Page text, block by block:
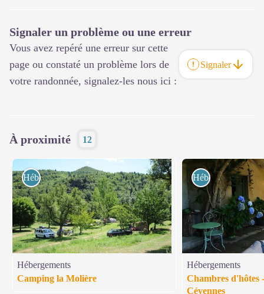
Signaler un problème ou une erreur
Vous avez repéré une erreur sur cette
page ou constaté un problème lors de
votre randonnée, signalez-les nous ici :
Signaler
À proximité 12
Hébergements
Hébergements
Camping la Molière
Hébergements
Hébergements
Chambres d'hôtes
Cévennes